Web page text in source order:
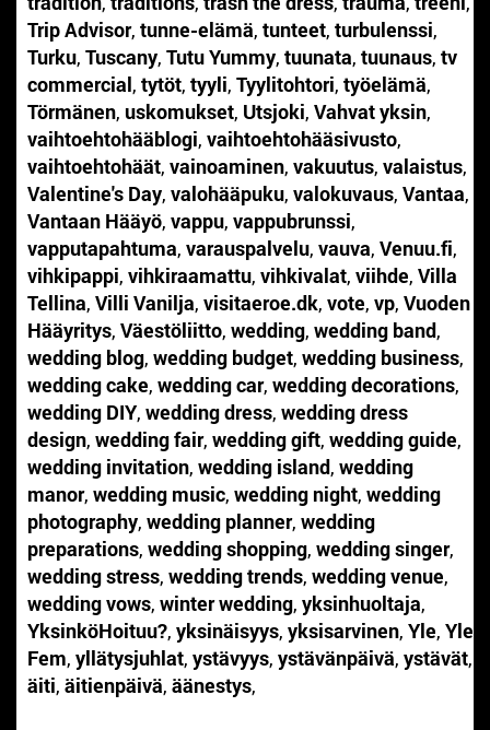
Trip Advisor, tunne-elämä, tunteet, turbulenssi,
Turku, Tuscany, Tutu Yummy, tuunata, tuunaus, tv
commercial, tytöt, tyyli, Tyylitohtori, työelämä,
Törmänen, uskomukset, Utsjoki, Vahvat yksin,
vaihtoehtohääblogi, vaihtoehtohääsivusto,
vaihtoehtohäät, vainoaminen, vakuutus, valaistus,
Valentine's Day, valohääpuku, valokuvaus, Vantaa,
Vantaan Hääyö, vappu, vappubrunssi,
vapputapahtuma, varauspalvelu, vauva, Venuu.fi,
vihkipappi, vihkiraamattu, vihkivalat, viihde, Villa
Tellina, Villi Vanilja, visitaeroe.dk, vote, vp, Vuoden
Hääyritys, Väestöliitto, wedding, wedding band,
wedding blog, wedding budget, wedding business,
wedding cake, wedding car, wedding decorations,
wedding DIY, wedding dress, wedding dress
design, wedding fair, wedding gift, wedding guide,
wedding invitation, wedding island, wedding
manor, wedding music, wedding night, wedding
photography, wedding planner, wedding
preparations, wedding shopping, wedding singer,
wedding stress, wedding trends, wedding venue,
wedding vows, winter wedding, yksinhuoltaja,
YksinköHoituu?, yksinäisyys, yksisarvinen, Yle, Yle
Fem, yllätysjuhlat, ystävyys, ystävänpäivä, ystävät,
äiti, äitienpäivä, äänestys,